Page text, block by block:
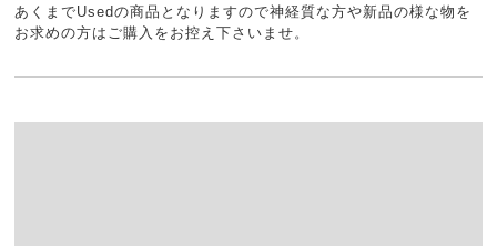
あくまでUsedの商品となりますので神経質な方や新品の様な物を
お求めの方はご購入をお控え下さいませ。